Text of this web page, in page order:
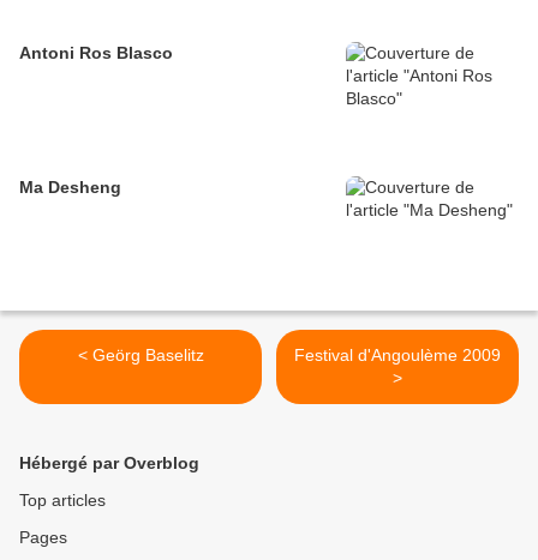
Antoni Ros Blasco
Ma Desheng
< Geörg Baselitz
Festival d'Angoulème 2009
>
Hébergé par Overblog
Top articles
Pages